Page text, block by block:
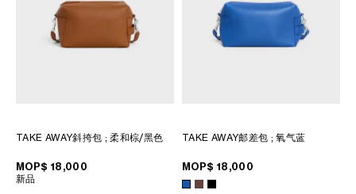
TAKE AWAY斜挎包 ; 柔和棕/黑色
MOP$ 18,000
新品
TAKE AWAY邮差包 ; 氧气蓝
MOP$ 18,000